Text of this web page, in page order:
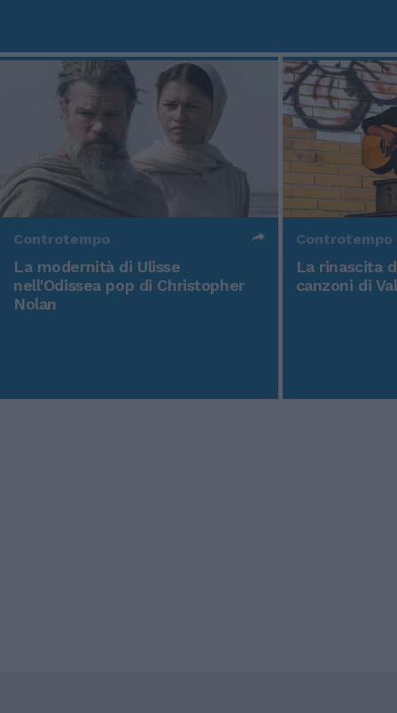
Controtempo
La modernità di Ulisse
nell'Odissea pop di Christopher
Nolan
Controtempo
La rinascita
canzoni di